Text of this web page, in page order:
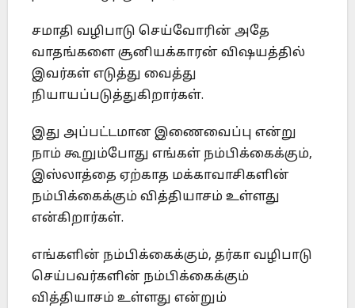
சமாதி வழிபாடு செய்வோரின் அதே
வாதங்களை சூனியக்காரன் விஷயத்தில்
இவர்கள் எடுத்து வைத்து
நியாயப்படுத்துகிறார்கள்.
இது அப்பட்டமான இணைவைப்பு என்று
நாம் கூறும்போது எங்கள் நம்பிக்கைக்கும்,
இஸ்லாத்தை ஏற்காத மக்காவாசிகளின்
நம்பிக்கைக்கும் வித்தியாசம் உள்ளது
என்கிறார்கள்.
எங்களின் நம்பிக்கைக்கும், தர்கா வழிபாடு
செய்பவர்களின் நம்பிக்கைக்கும்
வித்தியாசம் உள்ளது என்றும்